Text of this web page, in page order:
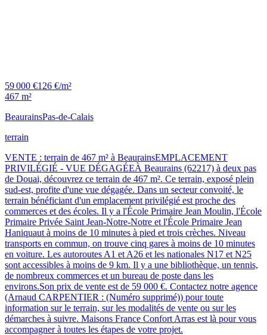
59 000 €126 €/m²
467 m²
BeaurainsPas-de-Calais
terrain
VENTE : terrain de 467 m² à BeaurainsEMPLACEMENT
PRIVILÉGIÉ - VUE DÉGAGÉEÀ Beaurains (62217) à deux pas
de Douai, découvrez ce terrain de 467 m². Ce terrain, exposé plein
sud-est, profite d'une vue dégagée. Dans un secteur convoité, le
terrain bénéficiant d'un emplacement privilégié est proche des
commerces et des écoles. Il y a l'École Primaire Jean Moulin, l'École
Primaire Privée Saint Jean-Notre-Notre et l'École Primaire Jean
Haniquaut à moins de 10 minutes à pied et trois crèches. Niveau
transports en commun, on trouve cinq gares à moins de 10 minutes
en voiture. Les autoroutes A1 et A26 et les nationales N17 et N25
sont accessibles à moins de 9 km. Il y a une bibliothèque, un tennis,
de nombreux commerces et un bureau de poste dans les
environs.Son prix de vente est de 59 000 €. Contactez notre agence
(Arnaud CARPENTIER : (Numéro supprimé)) pour toute
information sur le terrain, sur les modalités de vente ou sur les
démarches à suivre. Maisons France Confort Arras est là pour vous
accompagner à toutes les étapes de votre projet.